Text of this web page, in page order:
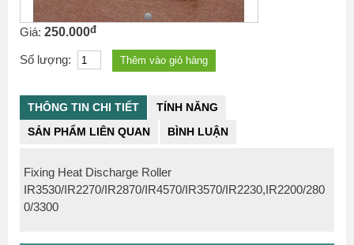
Giá: 250.000đ
Số lượng:
THÔNG TIN CHI TIẾT
TÍNH NĂNG
SẢN PHẨM LIÊN QUAN
BÌNH LUẬN
Fixing Heat Discharge Roller
IR3530/IR2270/IR2870/IR4570/IR3570/IR2230,IR2200/280
0/3300